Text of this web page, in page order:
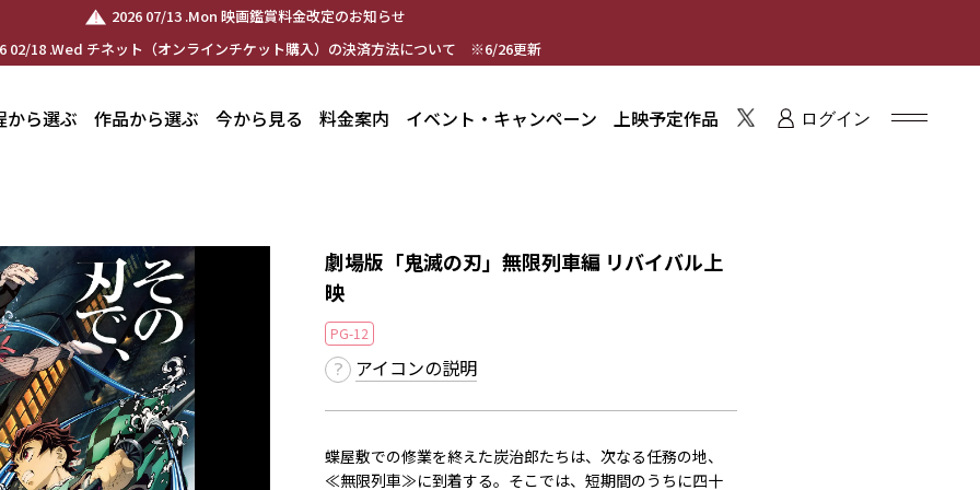
2026 07/13 .Mon 映画鑑賞料金改定のお知らせ
02/18 .Wed チネット（オンラインチケット購入）の決済方法について ※6/26更新
から選ぶ 作品から選ぶ 今から見る 料金案内 イベント・キャンペーン 上映予定作品 ログイン
劇場版「鬼滅の刃」無限列車編 リバイバル上
映
PG-12
アイコンの説明
蝶屋敷での修業を終えた炭治郎たちは、次なる任務の地、
≪無限列車≫に到着する。そこでは、短期間のうちに四十